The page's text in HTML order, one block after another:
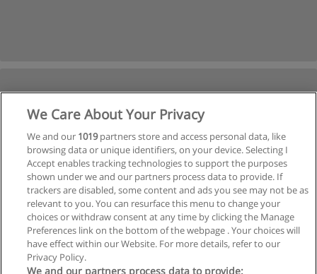
We Care About Your Privacy
We and our 1019partners store and access personal data, like
browsing data or unique identifiers, on your device. Selecting I
Accept enables tracking technologies to support the purposes
shown under we and our partners process data to provide. If
trackers are disabled, some content and ads you see may not be as
relevant to you. You can resurface this menu to change your
choices or withdraw consent at any time by clicking the Manage
Preferences link on the bottom of the webpage . Your choices will
have effect within our Website. For more details, refer to our
Privacy Policy.
We and our partners process data to provide: